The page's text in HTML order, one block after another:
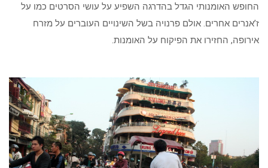
החופש האומנותי הגדל בהדרגה השפיע על עושי הסרטים כמו על
ז’אנרים אחרים. אולם פרנויה בשל השינויים העוברים על מזרח
אירופה, החזירו את הפיקוח על האומנות.